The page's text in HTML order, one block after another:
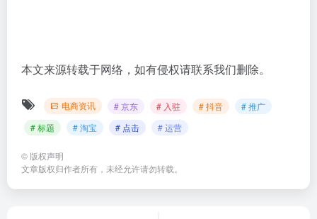
本文来源转载于网络，如有侵权请联系我们删除。
电商资讯 # 京东 # 入驻 # 抖音
# 推广
# 标题
# 淘宝 # 点击 # 运营
© 版权声明
文章版权归作者所有，未经允许请勿转载。